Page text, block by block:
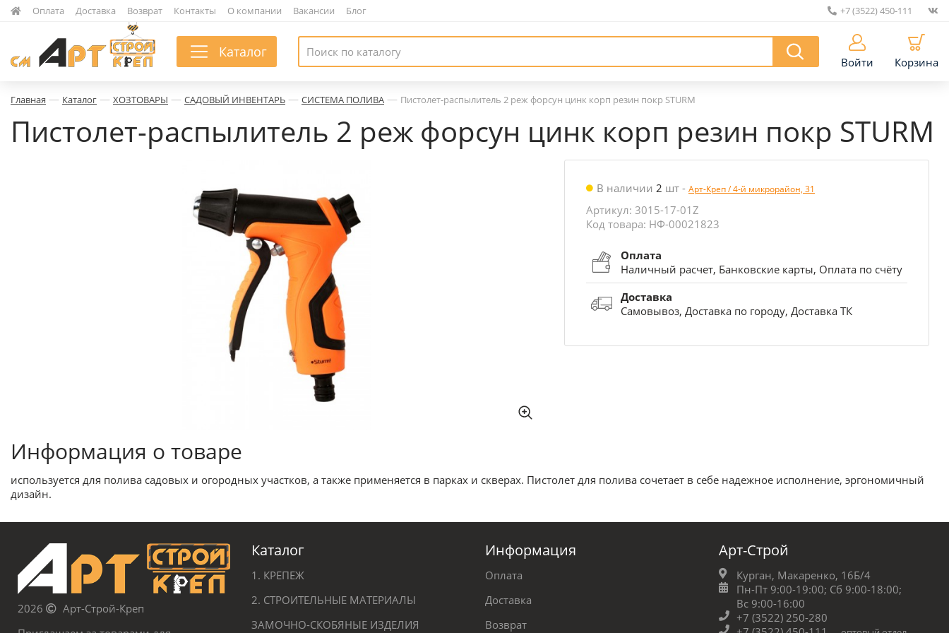
Оплата Доставка Возврат Контакты О компании Вакансии Блог +7 (3522) 450-111
Каталог
Войти Корзина
Главная — Каталог — ХОЗТОВАРЫ — САДОВЫЙ ИНВЕНТАРЬ — СИСТЕМА ПОЛИВА — Пистолет-распылитель 2 реж форсун цинк корп резин покр STURM
Пистолет-распылитель 2 реж форсун цинк корп резин покр STURM
В наличии 2 шт - Арт-Креп / 4-й микрорайон, 31
Артикул: 3015-17-01Z
Код товара: НФ-00021823
Оплата
Наличный расчет, Банковские карты, Оплата по счёту
Доставка
Самовывоз, Доставка по городу, Доставка ТК
Информация о товаре
используется для полива садовых и огородных участков, а также применяется в парках и скверах. Пистолет для полива сочетает в себе надежное исполнение, эргономичный
дизайн.
2026
Арт-Строй-Креп
Каталог
1. КРЕПЕЖ
2. СТРОИТЕЛЬНЫЕ МАТЕРИАЛЫ
ЗАМОЧНО-СКОБЯНЫЕ ИЗДЕЛИЯ
Информация
Оплата
Доставка
Возврат
Арт-Строй
Курган, Макаренко, 16Б/4
Пн-Пт 9:00-19:00; Сб 9:00-18:00;
Вс 9:00-16:00
+7 (3522) 250-280